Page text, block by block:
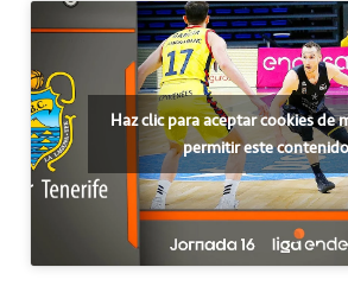
Haz clic para aceptar cookies de
permitir este contenido